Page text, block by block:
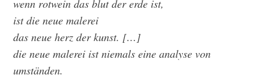
wenn rotwein das blut der erde ist,
ist die neue malerei
das neue herz der kunst. […]
die neue malerei ist niemals eine analyse von
umständen.